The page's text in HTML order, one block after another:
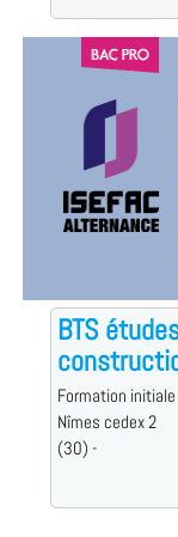
BTS
Formation initiale
Nîmes cedex 2
(30) -